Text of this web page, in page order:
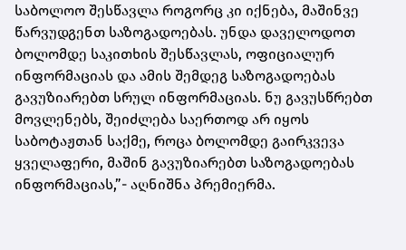
საბოლოო შესწავლა როგორც კი იქნება, მაშინვე
წარვუდგენთ საზოგადოებას. უნდა დაველოდოთ
ბოლომდე საკითხის შესწავლას, ოფიციალურ
ინფორმაციას და ამის შემდეგ საზოგადოებას
გავუზიარებთ სრულ ინფორმაციას. ნუ გავუსწრებთ
მოვლენებს, შეიძლება საერთოდ არ იყოს
საბოტაჟთან საქმე, როცა ბოლომდე გაირკვევა
ყველაფერი, მაშინ გავუზიარებთ საზოგადოებას
ინფორმაციას,”- აღნიშნა პრემიერმა.